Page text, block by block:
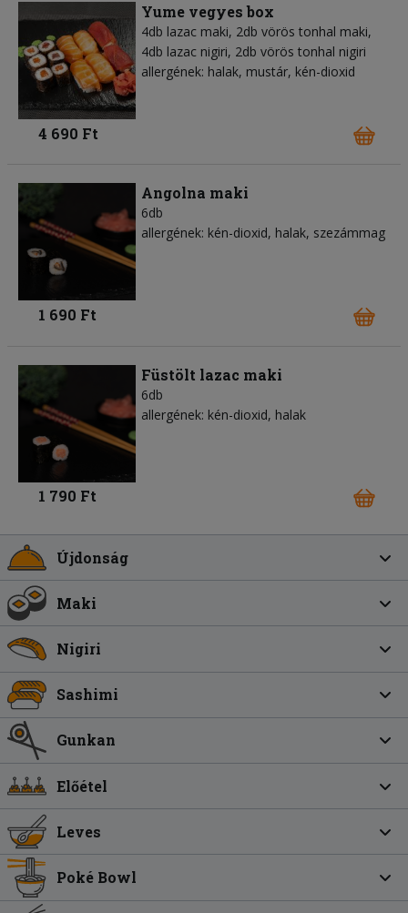
Yume vegyes box
4db lazac maki, 2db vörös tonhal maki,
4db lazac nigiri, 2db vörös tonhal nigiri
allergének: halak, mustár, kén-dioxid
4 690 Ft
Angolna maki
6db
allergének: kén-dioxid, halak, szezámmag
1 690 Ft
Füstölt lazac maki
6db
allergének: kén-dioxid, halak
1 790 Ft
Újdonság
Maki
Nigiri
Sashimi
Gunkan
Előétel
Leves
Poké Bowl